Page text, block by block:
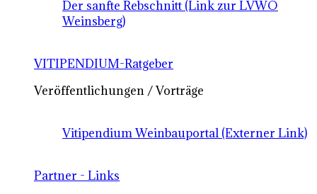
Der sanfte Rebschnitt (Link zur LVWO
Weinsberg)
VITIPENDIUM-Ratgeber
Veröffentlichungen / Vorträge
Vitipendium Weinbauportal (Externer Link)
Partner - Links